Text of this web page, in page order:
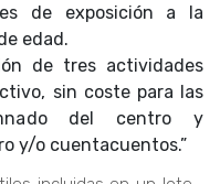
de exposición a la
edad.
de tres actividades
sin coste para las
del centro y
y/o cuentacuentos.”